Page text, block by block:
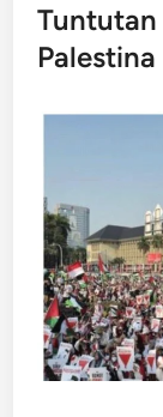
Tuntutan
Palestina